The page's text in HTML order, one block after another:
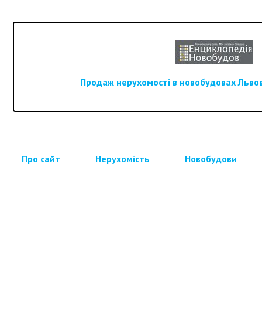
Продаж нерухомості в новобудовах
Про сайт Нерухомість Новобудови